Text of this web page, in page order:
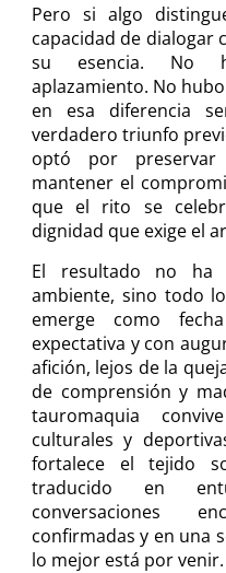
Pero si algo
capacidad de dialogar
su esencia. No
aplazamiento. No
en esa diferencia
verdadero triunfo
optó por
mantener el
que el rito se
dignidad que exige el
El resultado no ha
ambiente, sino todo
emerge como
expectativa y con
afición, lejos de la
de comprensión y
tauromaquia
culturales y
fortalece el tejido
traducido en
conversaciones
confirmadas y en una
lo mejor está por venir.